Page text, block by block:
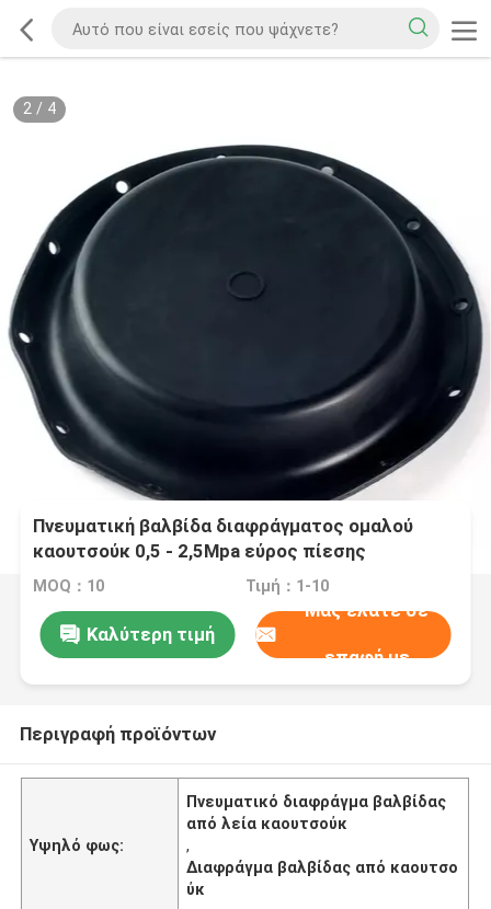
2/ 4
Πνευματική βαλβίδα διαφράγματος ομαλού
καουτσούκ 0,5 - 2,5Mpa εύρος πίεσης
MOQ：10 Τιμή：1-10
Καλύτερη τιμή
Μας ελάτε σε
επαφή με
Περιγραφή προϊόντων
Υψηλό φως:
Πνευματικό διαφράγμα βαλβίδας
από λεία καουτσούκ
,
Διαφράγμα βαλβίδας από καουτσο
ύκ